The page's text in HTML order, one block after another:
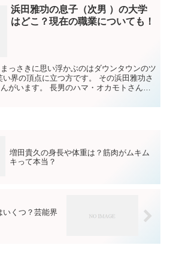
浜田雅功の息子（次男 ）の大学
はどこ？現在の職業についても！
っさきに思い浮かぶのはダウンタウンのツ
界の頂点に立つ方です。 その浜田雅功さ
がいます。 長男のハマ・オカモトさん
増田貴久の身長や体重は？筋肉がムキム
キって本当？
いくつ？芸能界